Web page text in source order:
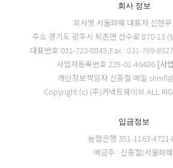
회사 정보
회사명 서울화훼 대표자 신현
주소 경기도 광주시 퇴촌면 산수로 870-13 (
대표번호 031-723-8845,Fax : 031-769-8927
사업자등록번호 229-01-46486 [사
개인정보책임자 신종철 메일
Copyright (c) (주)커넥트웨이브 ALL
입금정보
농협은행 351-1163-
예금주 : 신종철(서울화